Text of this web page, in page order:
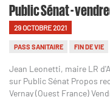
Public Sénat -
29 OCTOBRE 2021
PASS SANITAIRE FIN DE VIE
Jean Leonetti, maire LR
sur Public Sénat Propos
Vernay (Ouest France)